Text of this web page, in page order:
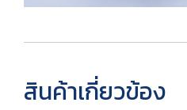
สินค้าเกี่ยวข้อง